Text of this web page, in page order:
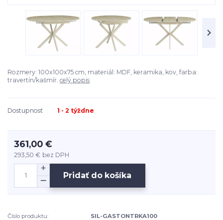
Rozmery: 100x100x75 cm, materiál: MDF, keramika, kov, farba:
travertín/kašmír. celý popis
Dostupnosť 1 - 2 týždne
361,00 €
293,50 € bez DPH
Pridať do košíka
Číslo produktu:
SIL-GASTONTRKA100